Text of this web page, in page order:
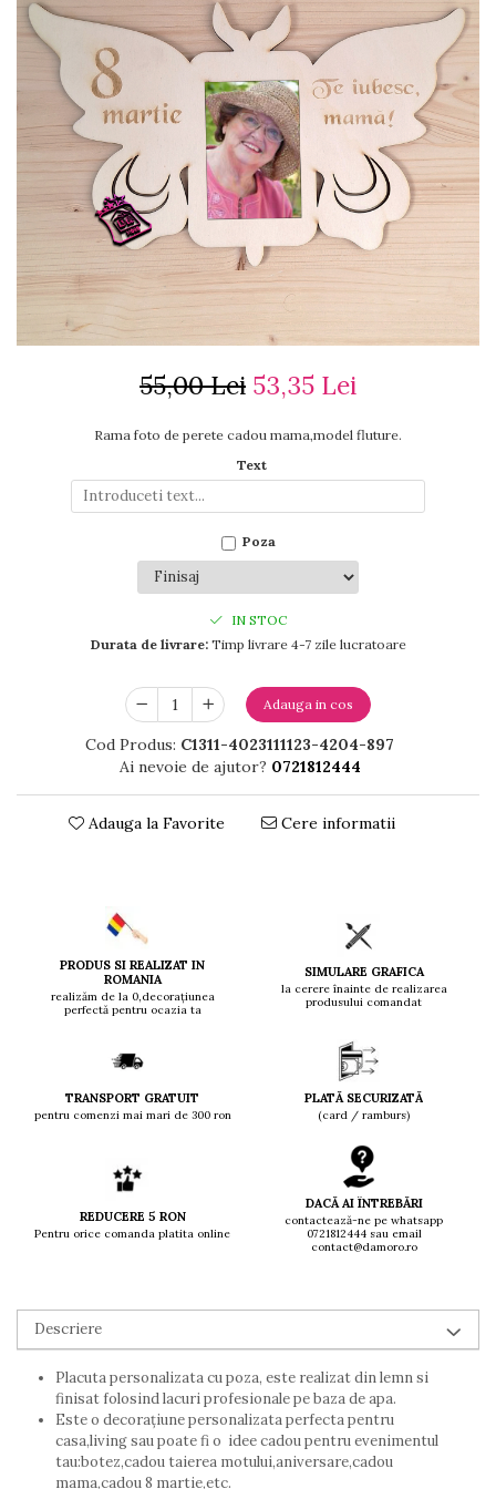
Ceasuri cu rama foto
Ceasuri meserii
Ceasuri logo
Ceasuri de perete animalute
Ceasuri decorative
Ceasuri evenimente
Ceasuri gravate
Ceasuri hobby
Ceasuri mașini
Ceasuri moto
Brelocuri personalizate
Breloc mașină
Breloc moto
55,00 Lei 53,35 Lei
Rama foto de perete cadou mama,model fluture.
Text
Poza
IN STOC
Durata de livrare:Timp livrare 4-7 zile lucratoare
Adauga in cos
Cod Produs: C1311-4023111123-4204-897
Ai nevoie de ajutor? 0721812444
Adauga la Favorite Cere informatii
PRODUS SI REALIZAT IN
ROMANIA
realizăm de la 0,decorațiunea
perfectă pentru ocazia ta
SIMULARE GRAFICA
la cerere înainte de realizarea
produsului comandat
TRANSPORT GRATUIT
pentru comenzi mai mari de 300 ron
PLATĂ SECURIZATĂ
(card / ramburs)
REDUCERE 5 RON
Pentru orice comanda platita online
DACĂ AI ÎNTREBĂRI
contactează-ne pe whatsapp
0721812444 sau email
contact@damoro.ro
Descriere
Placuta personalizata cu poza, este realizat din lemn si
finisat folosind lacuri profesionale pe baza de apa.
Este o decorațiune personalizata perfecta pentru
casa,living sau poate fi o idee cadou pentru evenimentul
tau:botez,cadou taierea motului,aniversare,cadou
mama,cadou 8 martie,etc.